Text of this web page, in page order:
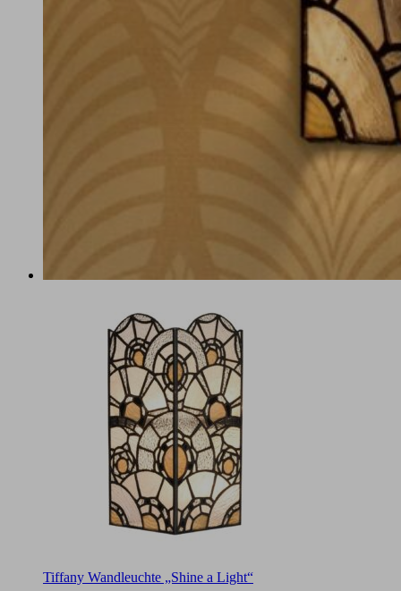
Tiffany Wandleuchte „Shine a Light“